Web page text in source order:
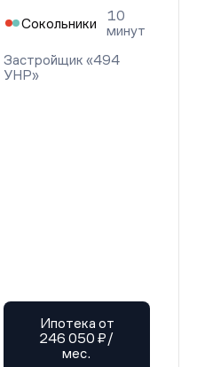
Сокольники
10
минут
Застройщик «494
УНР»
Ипотека от
246 050 ₽/
мес.